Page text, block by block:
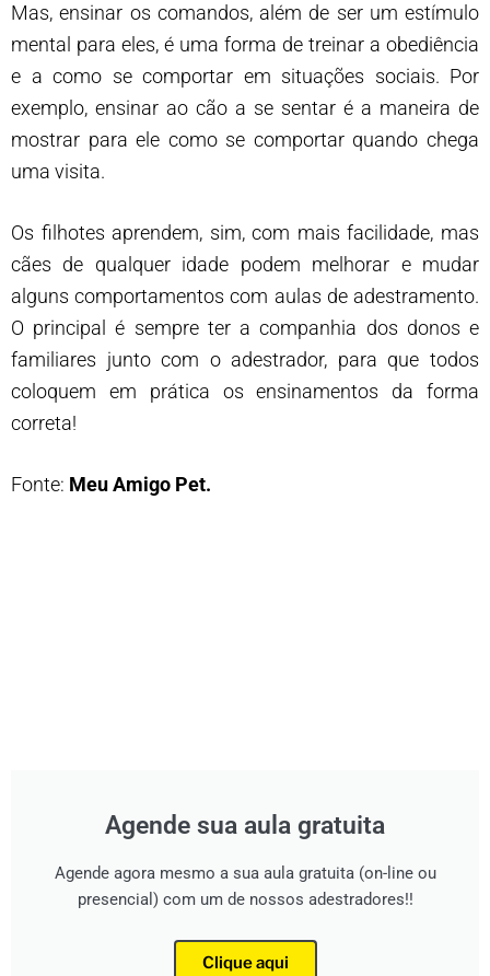
Mas, ensinar os comandos, além de ser um estímulo
mental para eles, é uma forma de treinar a obediência
e a como se comportar em situações sociais. Por
exemplo, ensinar ao cão a se sentar é a maneira de
mostrar para ele como se comportar quando chega
uma visita.
Os filhotes aprendem, sim, com mais facilidade, mas
cães de qualquer idade podem melhorar e mudar
alguns comportamentos com aulas de adestramento.
O principal é sempre ter a companhia dos donos e
familiares junto com o adestrador, para que todos
coloquem em prática os ensinamentos da forma
correta!
Fonte: Meu Amigo Pet.
Agende sua aula gratuita
Agende agora mesmo a sua aula gratuita (on-line ou
presencial) com um de nossos adestradores!!
Clique aqui